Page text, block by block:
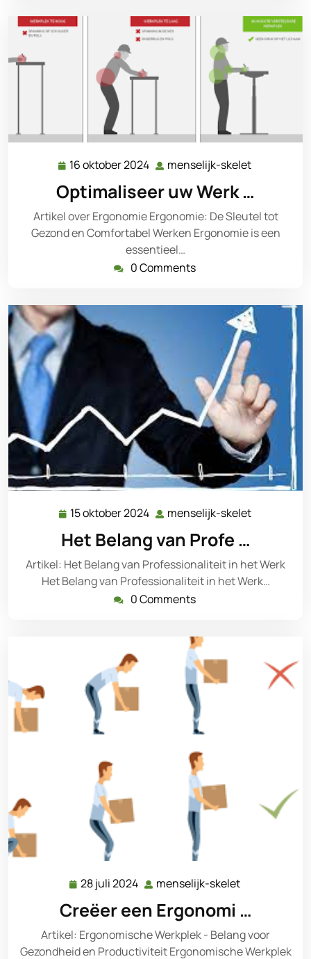
16 oktober 2024 16
2024
menselijk-skelet
Optimaliseer uw Werk …
Artikel over Ergonomie Ergonomie: De Sleutel tot
Gezond en Comfortabel Werken Ergonomie is een
essentieel…
0 Comments
15 oktober 2024 15
2024
menselijk-skelet
Het Belang van Profe …
Artikel: Het Belang van Professionaliteit in het Werk
Het Belang van Professionaliteit in het Werk…
0 Comments
28 juli 2024 28
2024
menselijk-skelet
Creëer een Ergonomi …
Artikel: Ergonomische Werkplek - Belang voor
Gezondheid en Productiviteit Ergonomische Werkplek